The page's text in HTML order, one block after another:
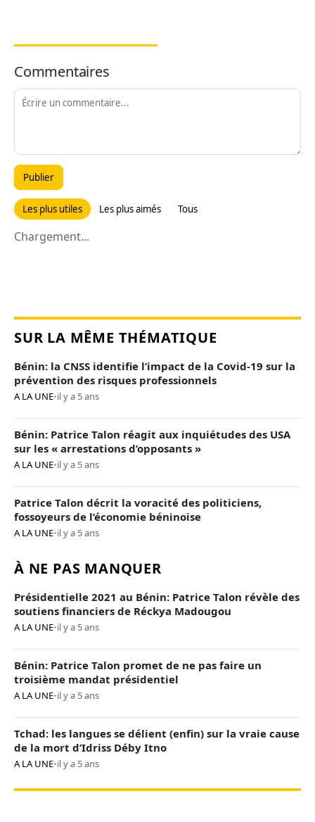
Commentaires
Publier
Les plus utiles Les plus aimés Tous
Chargement...
SUR LA MÊME THÉMATIQUE
Bénin: la CNSS identifie l’impact de la Covid-19 sur la
prévention des risques professionnels
A LA UNE•il y a 5 ans
Bénin: Patrice Talon réagit aux inquiétudes des USA
sur les « arrestations d’opposants »
A LA UNE•il y a 5 ans
Patrice Talon décrit la voracité des politiciens,
fossoyeurs de l’économie béninoise
A LA UNE•il y a 5 ans
À NE PAS MANQUER
Présidentielle 2021 au Bénin: Patrice Talon révèle des
soutiens financiers de Réckya Madougou
A LA UNE•il y a 5 ans
Bénin: Patrice Talon promet de ne pas faire un
troisième mandat présidentiel
A LA UNE•il y a 5 ans
Tchad: les langues se délient (enfin) sur la vraie cause
de la mort d’Idriss Déby Itno
A LA UNE•il y a 5 ans